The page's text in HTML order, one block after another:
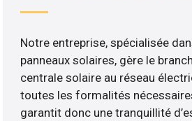
Notre entreprise, spécialisée
panneaux solaires, gère le
centrale solaire au réseau
toutes les formalités
garantit donc une tranquillité